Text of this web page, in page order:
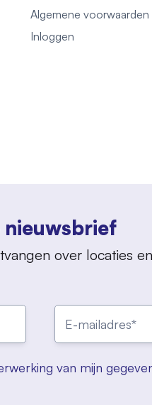
Algemene voorwaarden
Inloggen
nieuwsbrief
over locaties
van mijn